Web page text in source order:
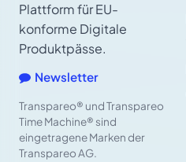
Plattform für EU-
konforme Digitale
Produktpässe.
Newsletter
Transpareo® und Transpareo
Time Machine® sind
eingetragene Marken der
Transpareo AG.